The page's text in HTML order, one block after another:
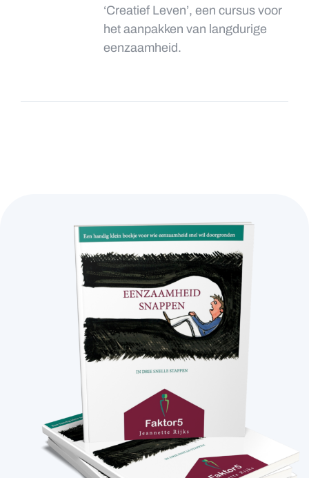
‘Creatief Leven’, een cursus voor
het aanpakken van langdurige
eenzaamheid.